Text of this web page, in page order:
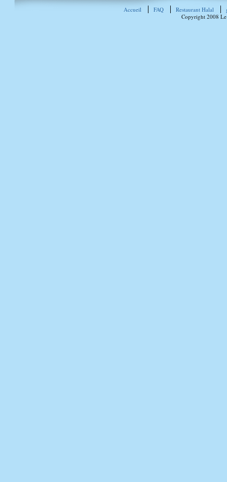
Accueil FAQ Restaurant Halal
Copyright 2008